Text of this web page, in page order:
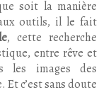
soit la manière
outils, il le fait
, cette recherche
entre rêve et
les images des
c’est sans doute